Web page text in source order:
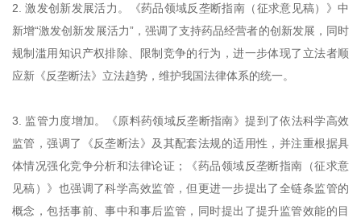
2. 激发创新发展活力。《药品领域反垄断指南（征求意见稿）》中
新增“激发创新发展活力”，强调了支持药品经营者的创新发展，同时
规制滥用知识产权排除、限制竞争的行为，进一步体现了立法者顺
应新《反垄断法》立法趋势，维护我国法律体系的统一。
3. 监管力度增加。《原料药领域反垄断指南》提到了依法科学高效
监管，强调了《反垄断法》及其配套法规的适用性，并注重根据具
体情况强化竞争分析和法律论证；《药品领域反垄断指南（征求意
见稿）》也强调了科学高效监管，但更进一步提出了全链条监管的
概念，包括事前、事中和事后监管，同时提出了提升监管效能的目